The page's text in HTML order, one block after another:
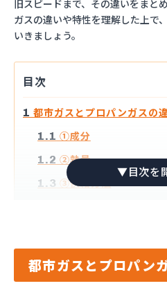
旧スピードまで、その違いをまと
ガスの違いや特性を理解した上で
いきましょう。
目次
1 都市ガスとプロパンガスの
1.1 ①成分
1.2 ②熱量
1.3 ③供給方法
都市ガスとプロパン